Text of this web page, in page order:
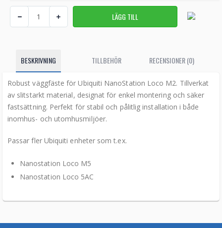
BESKRIVNING TILLBEHÖR RECENSIONER (0)
Robust väggfäste för Ubiquiti NanoStation Loco M2. Tillverkat
av slitstarkt material, designat för enkel montering och säker
fastsättning. Perfekt för stabil och pålitlig installation i både
inomhus- och utomhusmiljöer.
Passar fler Ubiquiti enheter som t.ex.
Nanostation Loco M5
Nanostation Loco 5AC